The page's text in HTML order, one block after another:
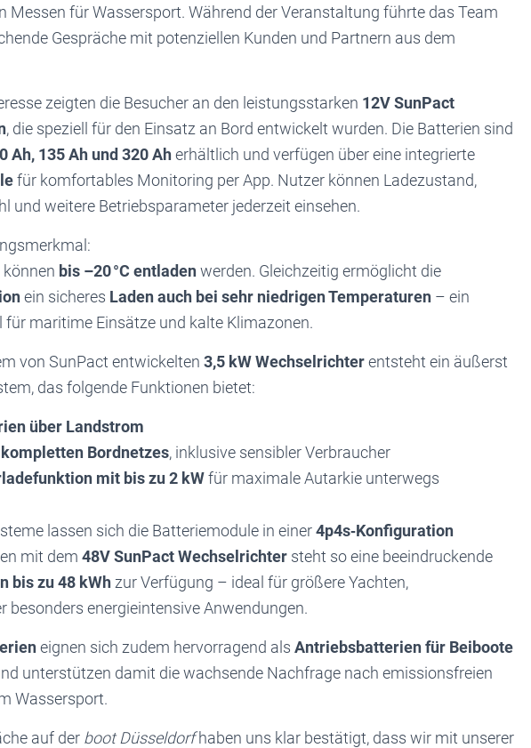
Messen für Wassersport. Während der Veranstaltung führte das Team
Gespräche mit potenziellen Kunden und Partnern aus dem
zeigten die Besucher an den leistungsstarken 12V SunPact
, die speziell für den Einsatz an Bord entwickelt wurden. Die Batterien sind
Ah, 135 Ah und 320 Aherhältlich und verfügen über eine integrierte
für komfortables Monitoring per App. Nutzer können Ladezustand,
und weitere Betriebsparameter jederzeit einsehen.
bis –20 °C entladenwerden. Gleichzeitig ermöglicht die
ein sicheres Laden auch bei sehr niedrigen Temperaturen – ein
für maritime Einsätze und kalte Klimazonen.
von SunPact entwickelten 3,5 kW Wechselrichterentsteht ein äußerst
das folgende Funktionen bietet:
über Landstrom
Bordnetzes, inklusive sensibler Verbraucher
mit bis zu 2 kWfür maximale Autarkie unterwegs
lassen sich die Batteriemodule in einer4p4s‑Konfiguration
mit dem 48V SunPact Wechselrichter steht so eine beeindruckende
bis zu 48 kWh zur Verfügung – ideal für größere Yachten,
besonders energieintensive Anwendungen.
eignen sich zudem hervorragend als Antriebsbatterien für Beiboote
unterstützen damit die wachsende Nachfrage nach emissionsfreien
Wassersport.
auf der boot Düsseldorfhaben uns klar bestätigt, dass wir mit unserer